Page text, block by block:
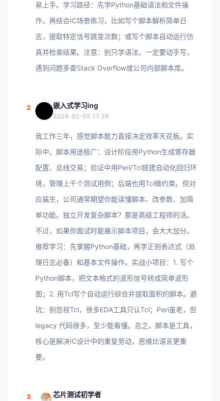
易上手。学习路径：先学Python基础语法和文件操
作，再结合IC场景练习，比如写个脚本解析简单日
志，提取特定信号跳变次数；或写个脚本自动运行仿
真并检查结果。注意：别只学语法，一定要动手写，
遇到问题多查Stack Overflow或公司内部脚本库。
2 嵌入式学习ing
2026-02-05 17:26
我工作三年，感觉脚本能力直接决定效率天花板。实
际中，脚本用途极广：设计阶段用Python生成寄存器
配置、总线交易；验证中用Perl/Tcl搭建自动化回归环
境，管理上千个测试用例；后端也用Tcl做约束。但对
应届生，公司通常期望你能读懂脚本、改参数、加简
单功能。独立开发复杂脚本？那是高级工程师的活。
不过，如果你面试时能展示脚本项目，会大大加分。
推荐学习：先掌握Python基础，再学正则表达式（处
理日志必备）和基本文件操作。实战小项目：1. 写个
Python脚本，把文本格式的波形信号转成简单波形
图；2. 用Tcl写个自动运行综合并提取面积的脚本。避
坑：别忽视Tcl，很多EDA工具只认Tcl；Perl虽老，但
legacy 代码很多，至少能看懂。总之，脚本是工具，
核心是解决IC设计中的重复劳动，思维比语言更重
要。
3 芯片测试初学者